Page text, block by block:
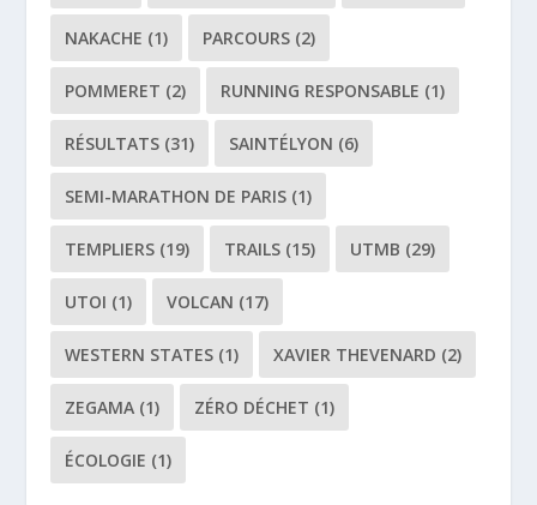
NAKACHE (1) PARCOURS (2)
POMMERET (2) RUNNING RESPONSABLE (1)
RÉSULTATS (31) SAINTÉLYON (6)
SEMI-MARATHON DE PARIS (1)
TEMPLIERS (19) TRAILS (15) UTMB (29)
UTOI (1) VOLCAN (17)
WESTERN STATES (1) XAVIER THEVENARD (2)
ZEGAMA (1) ZÉRO DÉCHET (1)
ÉCOLOGIE (1)